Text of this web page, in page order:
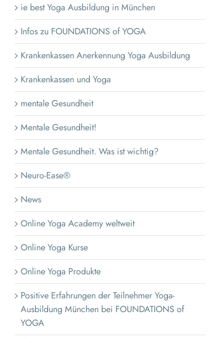
ie best Yoga Ausbildung in München
Infos zu FOUNDATIONS of YOGA
Krankenkassen Anerkennung Yoga Ausbildung
Krankenkassen und Yoga
mentale Gesundheit
Mentale Gesundheit!
Mentale Gesundheit. Was ist wichtig?
Neuro-Ease®
News
Online Yoga Academy weltweit
Online Yoga Kurse
Online Yoga Produkte
Positive Erfahrungen der Teilnehmer Yoga-
Ausbildung München bei FOUNDATIONS of
YOGA